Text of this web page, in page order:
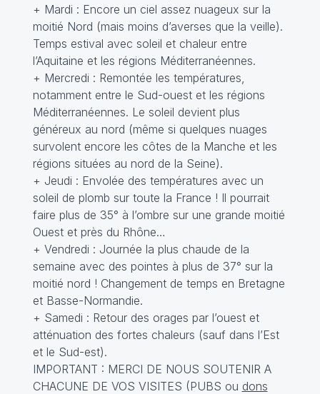
+ Mardi : Encore un ciel assez nuageux sur la
moitié Nord (mais moins d’averses que la veille).
Temps estival avec soleil et chaleur entre
l’Aquitaine et les régions Méditerranéennes.
+ Mercredi : Remontée les températures,
notamment entre le Sud-ouest et les régions
Méditerranéennes. Le soleil devient plus
généreux au nord (même si quelques nuages
survolent encore les côtes de la Manche et les
régions situées au nord de la Seine).
+ Jeudi : Envolée des températures avec un
soleil de plomb sur toute la France ! Il pourrait
faire plus de 35° à l’ombre sur une grande moitié
Ouest et près du Rhône…
+ Vendredi : Journée la plus chaude de la
semaine avec des pointes à plus de 37° sur la
moitié nord ! Changement de temps en Bretagne
et Basse-Normandie.
+ Samedi : Retour des orages par l’ouest et
atténuation des fortes chaleurs (sauf dans l’Est
et le Sud-est).
IMPORTANT : MERCI DE NOUS SOUTENIR A
CHACUNE DE VOS VISITES (PUBS ou dons